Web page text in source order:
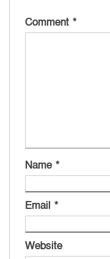
Comment *
Name *
Email *
Website